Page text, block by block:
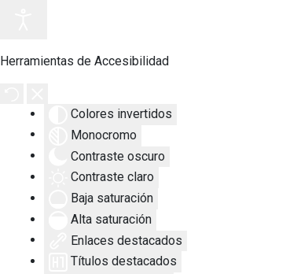
Herramientas de Accesibilidad
Colores invertidos
Monocromo
Contraste oscuro
Contraste claro
Baja saturación
Alta saturación
Enlaces destacados
Títulos destacados